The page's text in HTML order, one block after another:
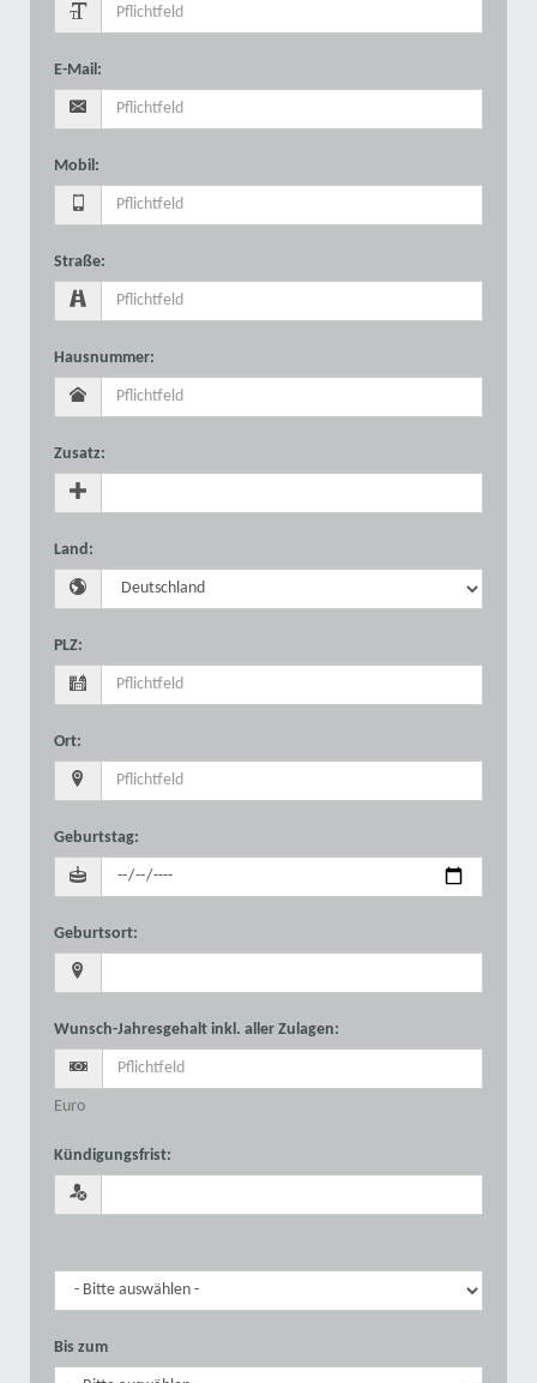
E-Mail:
Mobil:
Straße:
Hausnummer:
Zusatz:
Land:
PLZ:
Ort:
Geburtstag:
Geburtsort:
Wunsch-Jahresgehalt inkl. aller Zulagen:
Euro
Kündigungsfrist:
Bis zum